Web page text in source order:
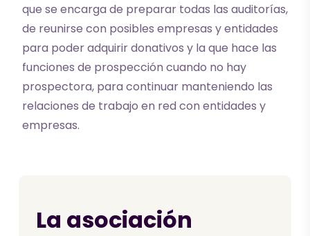
que se encarga de preparar todas las auditorías,
de reunirse con posibles empresas y entidades
para poder adquirir donativos y la que hace las
funciones de prospección cuando no hay
prospectora, para continuar manteniendo las
relaciones de trabajo en red con entidades y
empresas.
La asociación